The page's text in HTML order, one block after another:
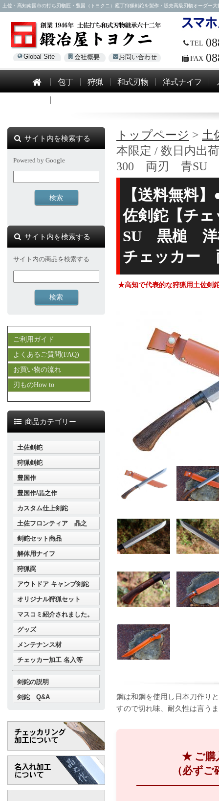
土佐・高知南国市の打ち刃物匠・豊国（トヨクニ）庖丁狩猟剣鉈を製作・販売高級刃物オーダー
Global Site 会社概要 お問い合わせ
TEL
FAX
包丁 狩猟 和式刃物 洋式ナイフ
トップページ > 土
本限定 / 数日内出
300 両刃 青SU
【送料無料
佐剣鉈【チ
SU 黒槌 洋
チェッカー
★高知で代表的な狩猟用土佐剣
鋼は和鋼を使用し日本刀作り
すので切れ味、耐久性は言う
★ ご購
（必ず
サイト内を検索する
Powered by Google
サイト内を検索する
サイト内の商品を検索する
ご利用ガイド
よくあるご質問(FAQ)
お買い物の流れ
刃ものHow to
商品カテゴリー
土佐剣鉈
狩猟剣鉈
豊国作
豊国作/晶之作
カスタム仕上剣鉈
土佐フロンティア 晶之
剣鉈セット商品
解体用ナイフ
狩猟罠
アウトドア キャンプ剣鉈
オリジナル狩猟セット
マスコミ紹介されました。
グッズ
メンテナンス材
チェッカー加工 名入等
剣鉈の説明
剣鉈 Q&A